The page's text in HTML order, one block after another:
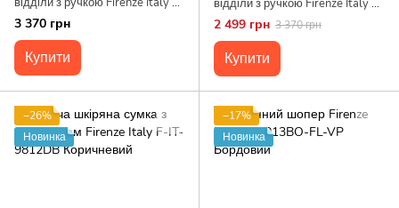
IT-1045BL Синій
3 370 грн
Купити
відділи з ручкою Firenze Italy F-
IT-1045LBL Блакитний
2 499 грн 3 370 грн
Купити
−26%
Новинка
−17%
Новинка